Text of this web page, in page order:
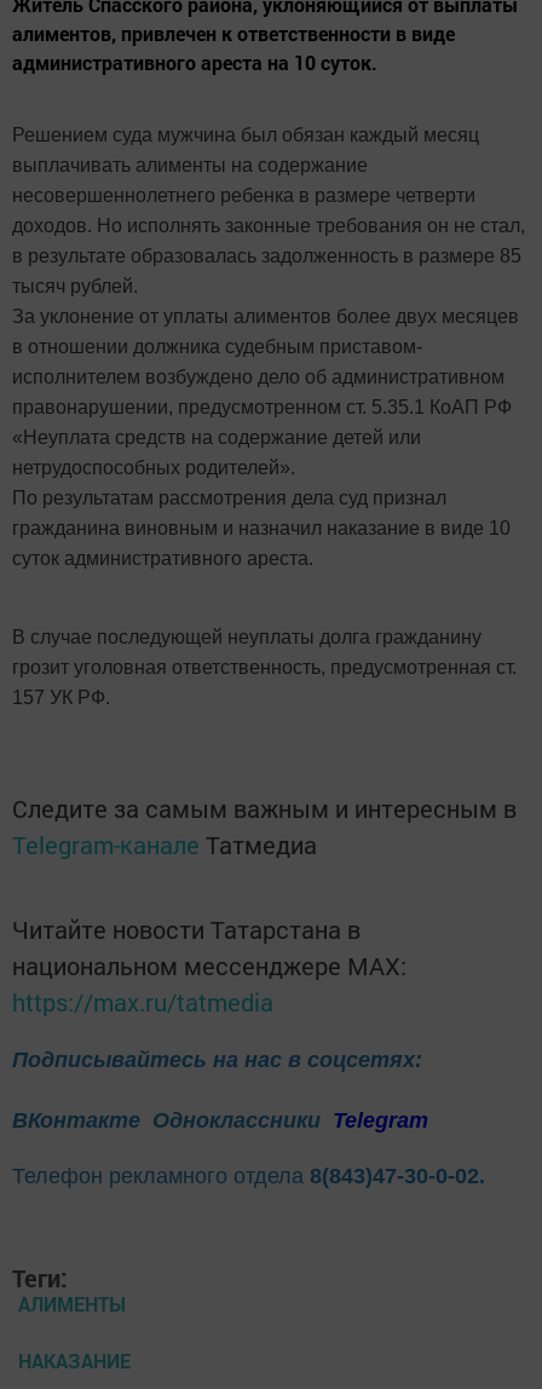
алиментов, привлечен к ответственности в виде
административного ареста на 10 суток.
Решением суда мужчина был обязан каждый месяц
выплачивать алименты на содержание
несовершеннолетнего ребенка в размере четверти
доходов. Но исполнять законные требования он не стал,
в результате образовалась задолженность в размере 85
тысяч рублей.
За уклонение от уплаты алиментов более двух месяцев
в отношении должника судебным приставом-
исполнителем возбуждено дело об административном
правонарушении, предусмотренном ст. 5.35.1 КоАП РФ
«Неуплата средств на содержание детей или
нетрудоспособных родителей».
По результатам рассмотрения дела суд признал
гражданина виновным и назначил наказание в виде 10
суток административного ареста.
В случае последующей неуплаты долга гражданину
грозит уголовная ответственность, предусмотренная ст.
157 УК РФ.
Следите за самым важным и интересным в
Telegram-канале Татмедиа
Читайте новости Татарстана в
национальном мессенджере MАХ:
https://max.ru/tatmedia
Подписывайтесь на нас в соцсетях:
ВКонтакте Одноклассники Telegram
Телефон рекламного отдела 8(843)47-30-0-02.
Теги:
АЛИМЕНТЫ
НАКАЗАНИЕ